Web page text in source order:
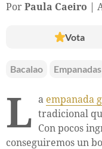
Por Paula Caeiro
Vota
Bacalao Empanadas
L a empanada
tradicional
Con pocos
conseguiremos un